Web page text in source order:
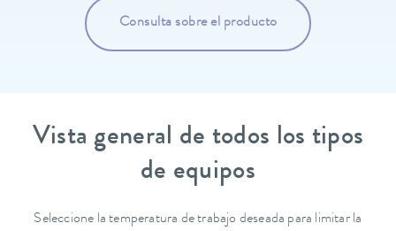
Consulta sobre el producto
Vista general de todos los tipos
de equipos
Seleccione la temperatura de trabajo deseada para limitar la